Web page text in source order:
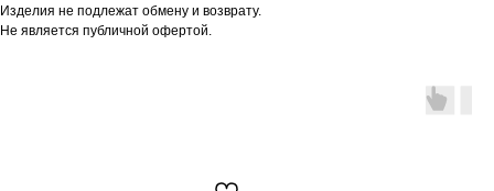
Изделия не подлежат обмену и возврату.
Не является публичной офертой.